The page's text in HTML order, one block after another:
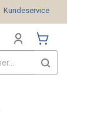
Kundeservice